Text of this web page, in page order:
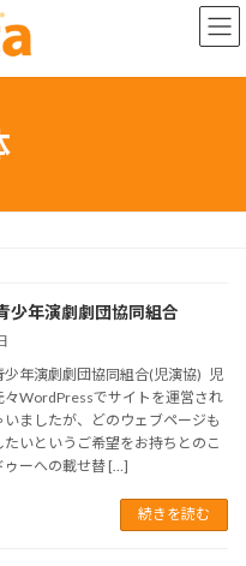
少年演劇劇団協同組合
少年演劇劇団協同組合(児演協) 児
々WordPressでサイトを運営され
いましたが、どのウェブページも
たいというご希望をお持ちとのこ
ゥーへの載せ替 […]
続きを読む